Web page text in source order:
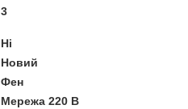
3
Ні
Новий
Фен
Мережа 220 В